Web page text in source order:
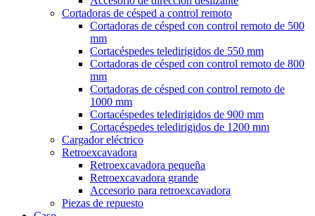
Cortadoras de césped a control remoto
Cortadoras de césped con control remoto de 500
mm
Cortacéspedes teledirigidos de 550 mm
Cortadoras de césped con control remoto de 800
mm
Cortadoras de césped con control remoto de
1000 mm
Cortacéspedes teledirigidos de 900 mm
Cortacéspedes teledirigidos de 1200 mm
Cargador eléctrico
Retroexcavadora
Retroexcavadora pequeña
Retroexcavadora grande
Accesorio para retroexcavadora
Piezas de repuesto